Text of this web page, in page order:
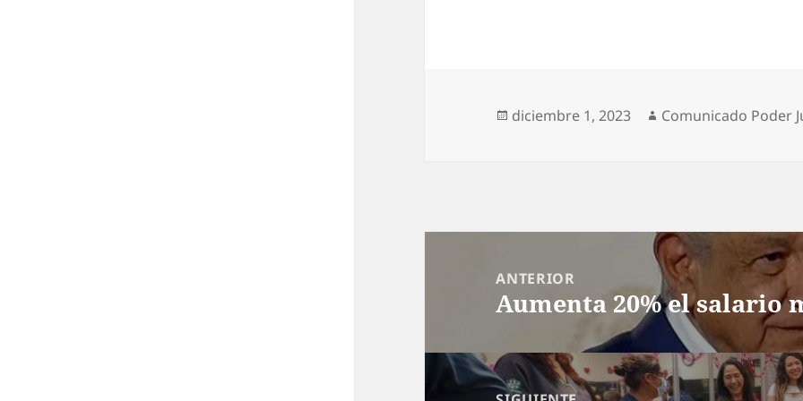
Publicado
diciembre 1, 2023 Autor
Comunicado Poder
entradas
ANTERIOR
Entrada
Aumenta 20% el salario